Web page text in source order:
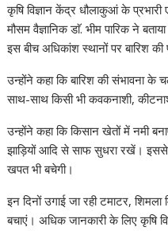
कृषि विज्ञान केंद्र धौलाकुआं के
मौसम वैज्ञानिक डाॅ. भीम पारिक ने
इस बीच अधिकांश स्थानों पर बारिश
उन्होंने कहा कि बारिश की संभावना
साथ-साथ किसी भी कवकनाशी,
उन्होंने कहा कि किसान खेतों में नमी
झाड़ियों आदि से साफ सुधरा रखें। इससे
खपत भी बचेगी।
इन दिनों उगाई जा रही टमाटर, शिमला
बचाएं। अधिक जानकारी के लिए कृषि